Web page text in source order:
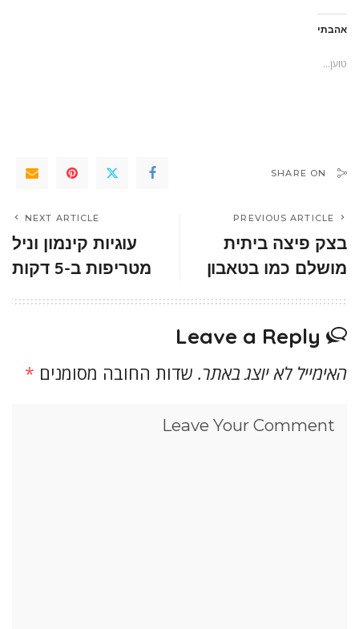
אהבתי
טוען...
SHARE ON
PREVIOUS ARTICLE
בצק פיצה ביתית
מושלם כמו בטאבון
NEXT ARTICLE
עוגיות קינמון וניל
מטריפות ב-5 דקות
Leave a Reply
האימייל לא יוצג באתר. שדות החובה מסומנים *